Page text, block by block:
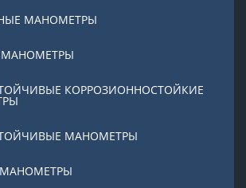
МАНОМЕТРЫ
МАНОМЕТРЫ
КОРРОЗИОННОСТОЙКИЕ
МАНОМЕТРЫ